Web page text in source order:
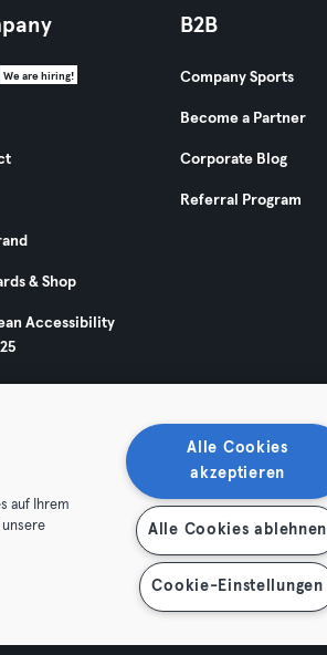
We are hiring!
& Shop
Accessibility
B2B
Company Sports
Become a Partner
Corporate Blog
Referral Program
Terminate contracts here
auf Ihrem
unsere
Alle Cookies
akzeptieren
Alle Cookies ablehnen
Cookie-Einstellungen